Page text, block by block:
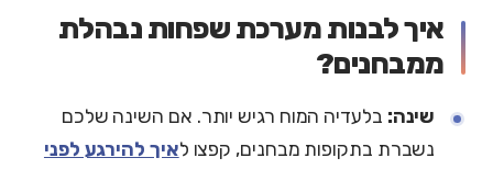
איך לבנות מערכת שפחות נבהלת
ממבחנים?
שינה: בלעדיה המוח רגיש יותר. אם השינה שלכם
נשברת בתקופות מבחנים, קפצו לאיך להירגע לפני